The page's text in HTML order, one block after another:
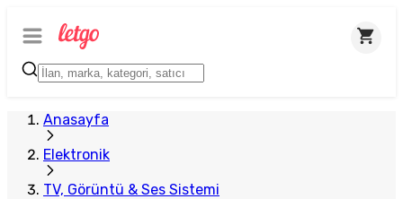
Anasayfa
Elektronik
TV, Görüntü & Ses Sistemi
Plus Satıcı